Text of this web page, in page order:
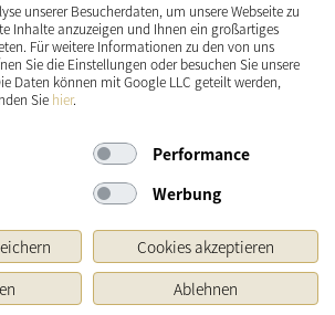
SOCIAL MEDIA
inkl. gesetzl. MwSt. und zzgl.
Versandkosten
Unverbindliche Preisempfehlung des Herstellers
unserer Besucherdaten, um unsere Webseite zu
Inhalte anzuzeigen und Ihnen ein großartiges
Für weitere Informationen zu den von uns
Sie die Einstellungen oder besuchen Sie unsere
Daten können mit Google LLC geteilt werden,
Sie hier.
Performance
Werbung
Cookies akzeptieren
Ablehnen